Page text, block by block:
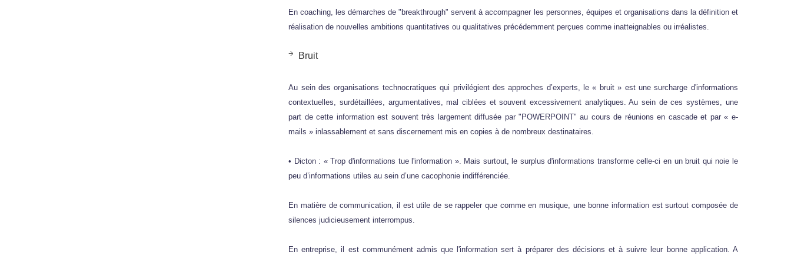
En coaching, les démarches de "breakthrough" servent à accompagner les personnes, équipes et organisations dans la définition et
réalisation de nouvelles ambitions quantitatives ou qualitatives précédemment perçues comme inatteignables ou irréalistes.
Bruit
Au sein des organisations technocratiques qui privilégient des approches d’experts, le « bruit » est une surcharge d'informations
contextuelles, surdétaillées, argumentatives, mal ciblées et souvent excessivement analytiques. Au sein de ces systèmes, une
part de cette information est souvent très largement diffusée par "POWERPOINT" au cours de réunions en cascade et par « e-
mails » inlassablement et sans discernement mis en copies à de nombreux destinataires.
• Dicton : « Trop d'informations tue l'information ». Mais surtout, le surplus d'informations transforme celle-ci en un bruit qui noie le
peu d’informations utiles au sein d’une cacophonie indifférenciée.
En matière de communication, il est utile de se rappeler que comme en musique, une bonne information est surtout composée de
silences judicieusement interrompus.
En entreprise, il est communément admis que l'information sert à préparer des décisions et à suivre leur bonne application. A